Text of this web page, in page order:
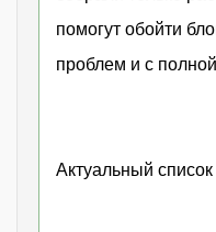
помогут обойти
проблем и с
Актуальный